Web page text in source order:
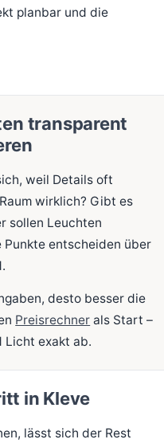
planbar und die
transparent
weil Details oft
wirklich? Gibt es
sollen Leuchten
entscheiden über
desto besser die
Preisrechner als Start –
Licht exakt ab.
in Kleve
lässt sich der Rest